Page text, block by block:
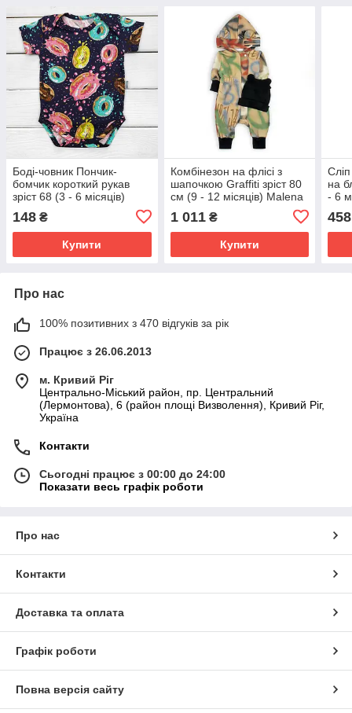
Боді-човник Пончик-
бомчик короткий рукав
зріст 68 (3 - 6 місяців)
принтом
148 ₴
Купити
Комбінезон на флісі з
шапочкою Graffiti зріст 80
см (9 - 12 місяців) Malena
1 011₴
Купити
на
- 6
458
Про нас
100% позитивних з 470 відгуків за рік
Працює з 26.06.2013
м. Кривий Ріг
Центрально-Міський район, пр. Центральний
(Лермонтова), 6 (район площі Визволення), Кривий Ріг,
Україна
Контакти
Сьогодні працює з 00:00 до 24:00
Показати весь графік роботи
Про нас
Контакти
Доставка та оплата
Графік роботи
Повна версія сайту